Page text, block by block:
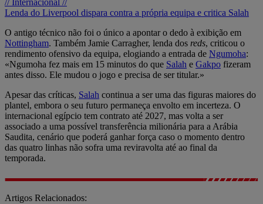
Lenda do Liverpool dispara contra a própria equipa e critica Salah
O antigo técnico não foi o único a apontar o dedo à exibição em
Nottingham. Também Jamie Carragher, lenda dos reds, criticou o
rendimento ofensivo da equipa, elogiando a entrada de Ngumoha:
«Ngumoha fez mais em 15 minutos do que Salah e Gakpo fizeram
antes disso. Ele mudou o jogo e precisa de ser titular.»
Apesar das críticas, Salah continua a ser uma das figuras maiores do
plantel, embora o seu futuro permaneça envolto em incerteza. O
internacional egípcio tem contrato até 2027, mas volta a ser
associado a uma possível transferência milionária para a Arábia
Saudita, cenário que poderá ganhar força caso o momento dentro
das quatro linhas não sofra uma reviravolta até ao final da
temporada.
Artigos Relacionados: